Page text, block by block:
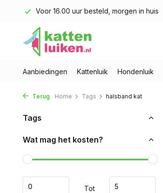
Voor 16.00 uur besteld, morgen in huis
Aanbiedingen Kattenluik Hondenluik
Terug Home Tags halsband kat
Tags
Wat mag het kosten?
Tot